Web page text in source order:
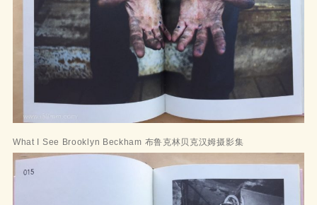
What I See Brooklyn Beckham 布鲁克林贝克汉姆摄影集